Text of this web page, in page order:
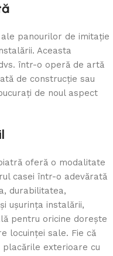
panourilor de imitație
Aceasta
într-o operă de artă
de construcție sau
de noul aspect
oferă o modalitate
casei într-o adevărată
durabilitatea,
ușurința instalării,
pentru oricine dorește
locuinței sale. Fie că
placările exterioare cu